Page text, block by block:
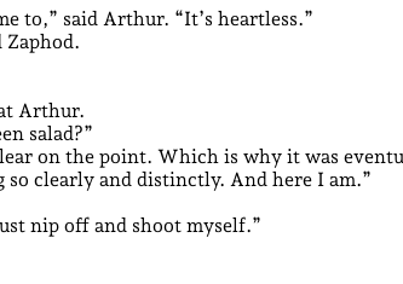
to,” said Arthur. “It’s heartless.”
Zaphod.
Arthur.
salad?”
on the point. Which is why it was
so clearly and distinctly. And here I am.”
nip off and shoot myself.”